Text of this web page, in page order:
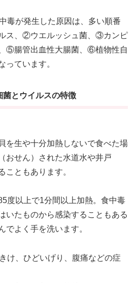
毒が発生した原因は、多い順番
ス、②ウエルッシュ菌、③カンピ
⑤腸管出血性大腸菌、⑥植物性自
っています。
とウイルスの特徴
を生や十分加熱しないで食べた場
おせん）された水道水や井戸
こともあります。
度以上で1分間以上加熱。食中毒
いたものから感染することもある
でよく手を洗います。
け、ひどいげり、腹痛などの症